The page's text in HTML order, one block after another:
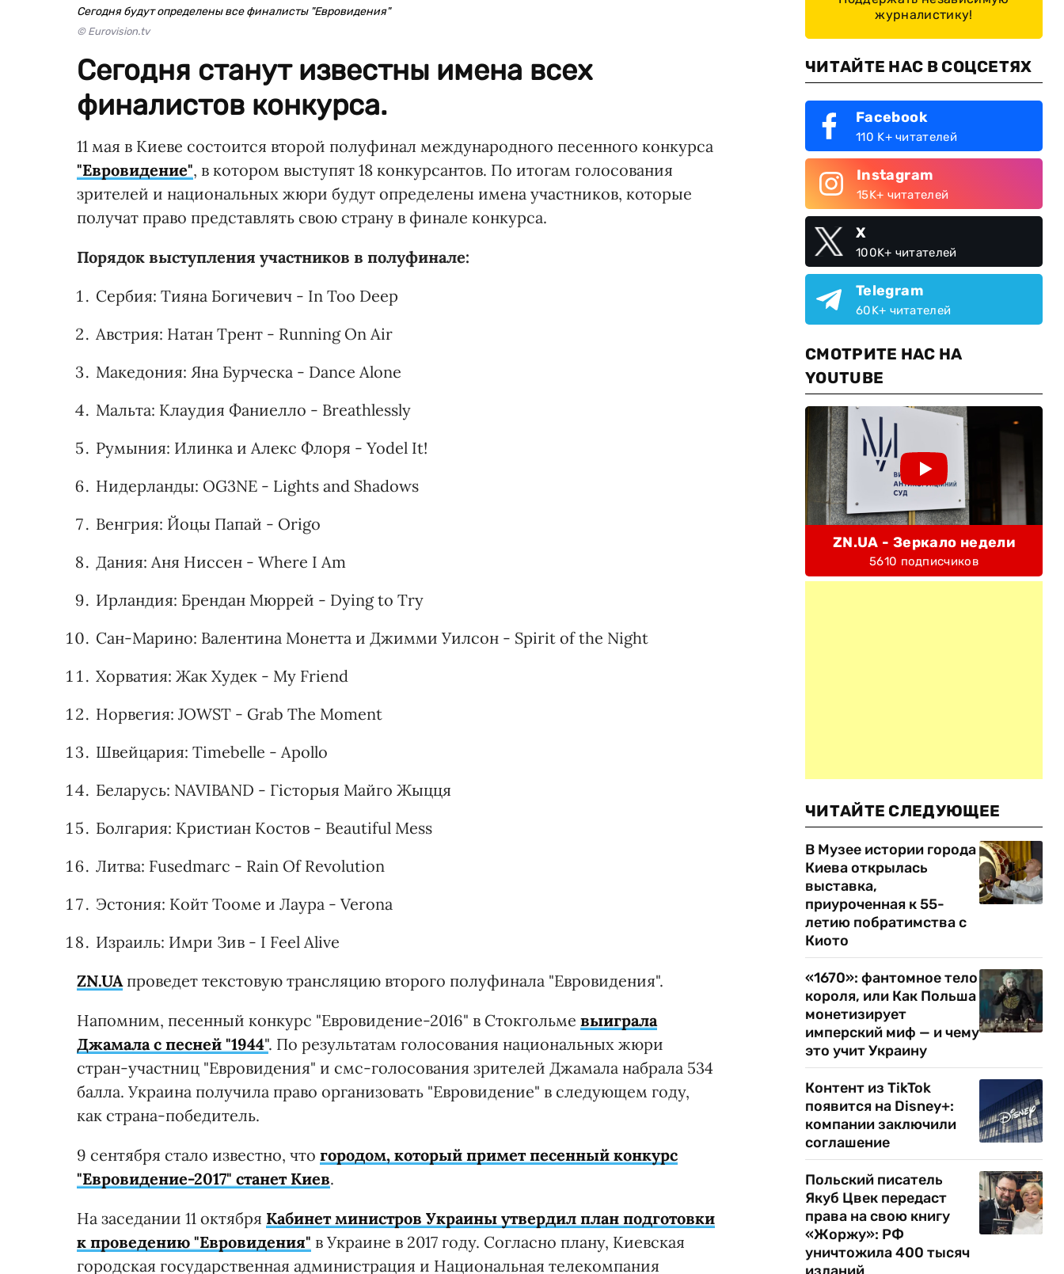
Сегодня будут определены все финалисты "Евровидения"
© Eurovision.tv
Сегодня станут известны имена всех
финалистов конкурса.
11 мая в Киеве состоится второй полуфинал международного песенного конкурса
"Евровидение", в котором выступят 18 конкурсантов. По итогам голосования
зрителей и национальных жюри будут определены имена участников, которые
получат право представлять свою страну в финале конкурса.
Порядок выступления участников в полуфинале:
Сербия: Тияна Богичевич - In Too Deep
Австрия: Натан Трент - Running On Air
Македония: Яна Бурческа - Dance Alone
Мальта: Клаудия Фаниелло - Breathlessly
Румыния: Илинка и Алекс Флоря - Yodel It!
Нидерланды: OG3NE - Lights and Shadows
Венгрия: Йоцы Папай - Origo
Дания: Аня Ниссен - Where I Am
Ирландия: Брендан Мюррей - Dying to Try
Сан-Марино: Валентина Монетта и Джимми Уилсон - Spirit of the Night
Хорватия: Жак Худек - My Friend
Норвегия: JOWST - Grab The Moment
Швейцария: Timebelle - Apollo
Беларусь: NAVIBAND - Гісторыя Майго Жыцця
Болгария: Кристиан Костов - Beautiful Mess
Литва: Fusedmarc - Rain Of Revolution
Эстония: Койт Тооме и Лаура - Verona
Израиль: Имри Зив - I Feel Alive
ZN.UAпроведет текстовую трансляцию второго полуфинала "Евровидения".
Напомним, песенный конкурс "Евровидение-2016" в Стокгольме выиграла
Джамала с песней "1944". По результатам голосования национальных жюри
стран-участниц "Евровидения" и смс-голосования зрителей Джамала набрала 534
балла. Украина получила право организовать "Евровидение" в следующем году,
как страна-победитель.
9 сентября стало известно, что городом, который примет песенный конкурс
"Евровидение-2017" станет Киев.
На заседании 11 октября Кабинет министров Украины утвердил план подготовки
к проведению "Евровидения" в Украине в 2017 году. Согласно плану, Киевская
городская государственная администрация и Национальная телекомпания
журналистику!
ЧИТАЙТЕ НАС В СОЦСЕТЯХ
Facebook
110 K+ читателей
Instagram
15K+ читателей
X
100K+ читателей
Telegram
60K+ читателей
СМОТРИТЕ НАС НА
YOUTUBE
ZN.UA - Зеркало недели
5610 подписчиков
ЧИТАЙТЕ СЛЕДУЮЩЕЕ
В Музее истории города
Киева открылась
выставка,
приуроченная к 55-
летию побратимства с
Киото
«1670»: фантомное тело
короля, или Как Польша
монетизирует
имперский миф — и чему
это учит Украину
Контент из TikTok
появится на Disney+:
компании заключили
соглашение
Польский писатель
Якуб Цвек передаст
права на свою книгу
«Жоржу»: РФ
уничтожила 400 тысяч